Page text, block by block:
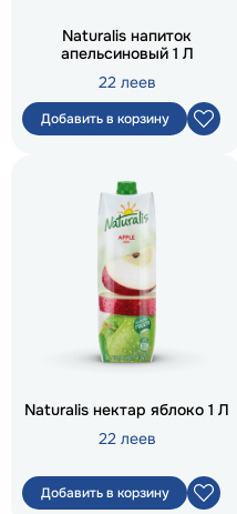
Naturalis напиток
апельсиновый 1 Л
22 леев
Добавить в корзину
Naturalis нектар яблоко 1 Л
22 леев
Добавить в корзину